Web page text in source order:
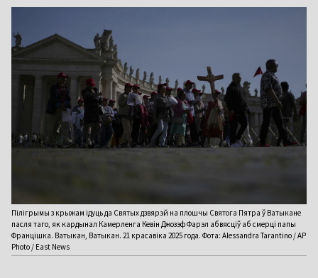
Пілігрымы з крыжам ідуць да Святых дзвярэй на плошчы Святога Пятра ў Ватыкане
пасля таго, як кардынал Камерленга Кевін Джозэф Фарэл абвясціў аб смерці папы
Францішка. Ватыкан, Ватыкан. 21 красавіка 2025 года. Фота: Alessandra Tarantino / AP
Photo / East News